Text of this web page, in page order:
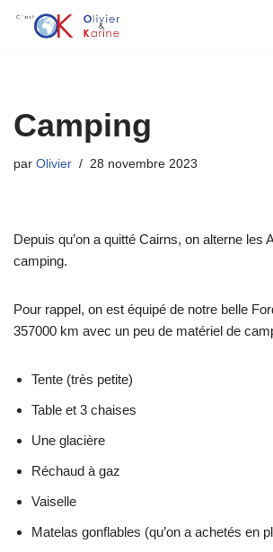
Camping
par Olivier 28 novembre 2023
Depuis qu’on a quitté Cairns, on alterne les
camping.
Pour rappel, on est équipé de notre belle
357000 km avec un peu de matériel de
Tente (très petite)
Table et 3 chaises
Une glacière
Réchaud à gaz
Vaiselle
Matelas gonflables (qu’on a achetés en